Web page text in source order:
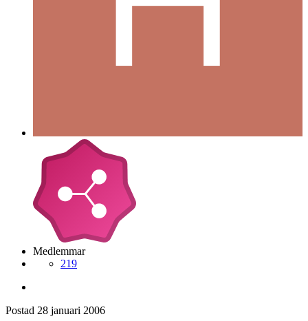
Medlemmar
219
Postad 28 januari 2006